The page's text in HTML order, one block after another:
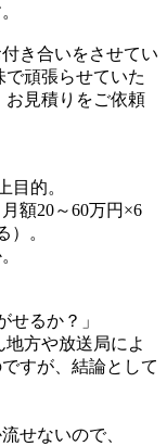
き合いをさせてい
頑張らせていた
お見積りをご依頼
目的。
額20～60万円×6
）。
せるか？」
方や放送局によ
すが、結論として
せないので、